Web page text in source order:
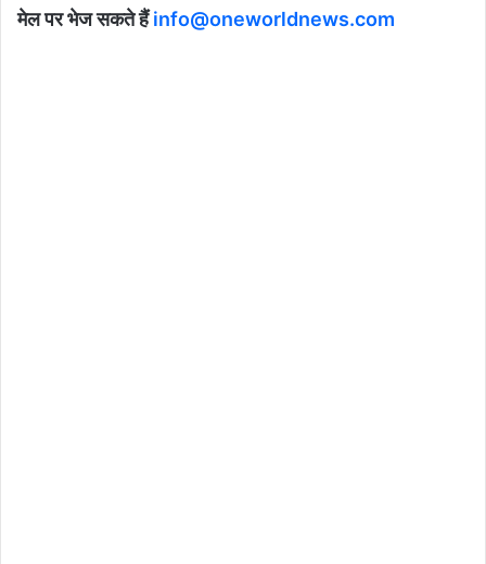
मेल पर भेज सकते हैंinfo@oneworldnews.com